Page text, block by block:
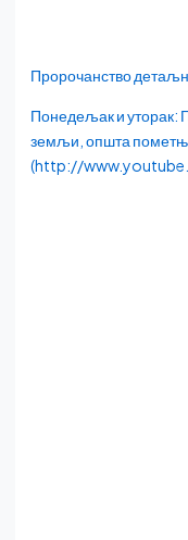
Пророчанство
Понедељак и уторак:
земљи, општа
(http://